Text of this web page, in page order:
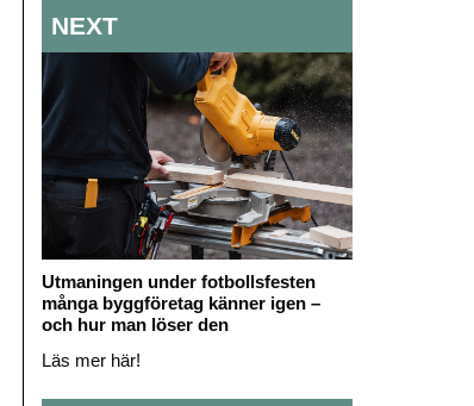
NEXT
Utmaningen under fotbollsfesten
många byggföretag känner igen –
och hur man löser den
Läs mer här!